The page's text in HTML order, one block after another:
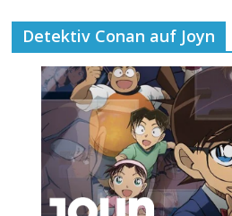
Detektiv Conan auf Joyn